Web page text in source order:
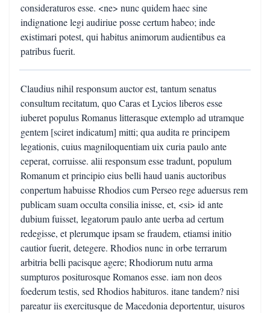
consideraturos esse. <ne> nunc quidem haec sine
indignatione legi audiriue posse certum habeo; inde
existimari potest, qui habitus animorum audientibus ea
patribus fuerit.
Claudius nihil responsum auctor est, tantum senatus
consultum recitatum, quo Caras et Lycios liberos esse
iuberet populus Romanus litterasque extemplo ad utramque
gentem [sciret indicatum] mitti; qua audita re principem
legationis, cuius magniloquentiam uix curia paulo ante
ceperat, corruisse. alii responsum esse tradunt, populum
Romanum et principio eius belli haud uanis auctoribus
conpertum habuisse Rhodios cum Perseo rege aduersus rem
publicam suam occulta consilia inisse, et, <si> id ante
dubium fuisset, legatorum paulo ante uerba ad certum
redegisse, et plerumque ipsam se fraudem, etiamsi initio
cautior fuerit, detegere. Rhodios nunc in orbe terrarum
arbitria belli pacisque agere; Rhodiorum nutu arma
sumpturos positurosque Romanos esse. iam non deos
foederum testis, sed Rhodios habituros. itane tandem? nisi
pareatur iis exercitusque de Macedonia deportentur, uisuros